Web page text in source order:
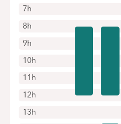
7h
8h
9h
10h
11h
12h
13h